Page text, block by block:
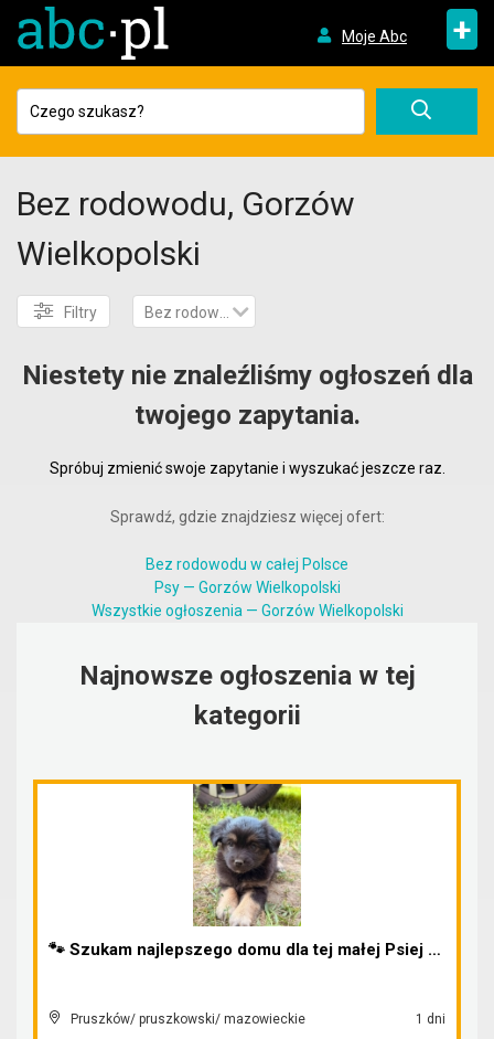
Moje Abc +
Bez rodowodu, Gorzów
Wielkopolski
Filtry Bez rodowodu
Niestety nie znaleźliśmy ogłoszeń dla
twojego zapytania.
Spróbuj zmienić swoje zapytanie i wyszukać jeszcze raz.
Sprawdź, gdzie znajdziesz więcej ofert:
Bez rodowodu w całej Polsce
Psy — Gorzów Wielkopolski
Wszystkie ogłoszenia — Gorzów Wielkopolski
Najnowsze ogłoszenia w tej
kategorii
🐾 Szukam najlepszego domu dla tej małej Psiej Dzi...
Pruszków/ pruszkowski/ mazowieckie 1 dni